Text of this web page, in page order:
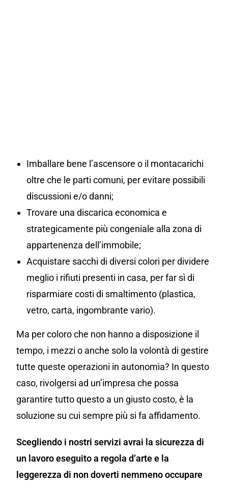
Imballare bene l’ascensore o il montacarichi
oltre che le parti comuni, per evitare possibili
discussioni e/o danni;
Trovare una discarica economica e
strategicamente più congeniale alla zona di
appartenenza dell’immobile;
Acquistare sacchi di diversi colori per dividere
meglio i rifiuti presenti in casa, per far sì di
risparmiare costi di smaltimento (plastica,
vetro, carta, ingombrante vario).
Ma per coloro che non hanno a disposizione il
tempo, i mezzi o anche solo la volontà di gestire
tutte queste operazioni in autonomia? In questo
caso, rivolgersi ad un’impresa che possa
garantire tutto questo a un giusto costo, è la
soluzione su cui sempre più si fa affidamento.
Scegliendo i nostri servizi avrai la sicurezza di
un lavoro eseguito a regola d’arte e la
leggerezza di non doverti nemmeno occupare